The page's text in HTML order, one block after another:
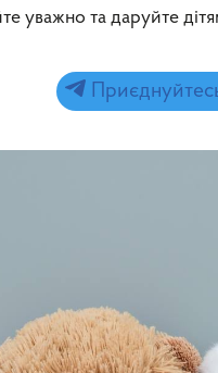
уважно та даруйте